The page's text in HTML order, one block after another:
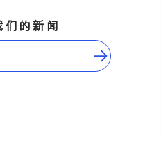
们的新闻